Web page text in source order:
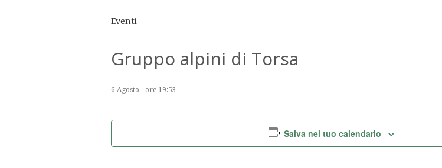
Eventi
Gruppo alpini di Torsa
6 Agosto - ore 19:53
Salva nel tuo calendario